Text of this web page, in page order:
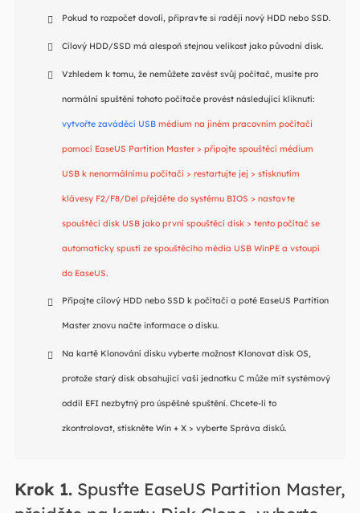
Pokud to rozpočet dovolí, připravte si raději nový HDD nebo SSD.
Cílový HDD/SSD má alespoň stejnou velikost jako původní disk.
Vzhledem k tomu, že nemůžete zavést svůj počítač, musíte pro
normální spuštění tohoto počítače provést následující kliknutí:
vytvořte zaváděcí USB médium na jiném pracovním počítači
pomocí EaseUS Partition Master > připojte spouštěcí médium
USB k nenormálnímu počítači > restartujte jej > stisknutím
klávesy F2/F8/Del přejděte do systému BIOS > nastavte
spouštěcí disk USB jako první spouštěcí disk > tento počítač se
automaticky spustí ze spouštěcího média USB WinPE a vstoupí
do EaseUS.
Připojte cílový HDD nebo SSD k počítači a poté EaseUS Partition
Master znovu načte informace o disku.
Na kartě Klonování disku vyberte možnost Klonovat disk OS,
protože starý disk obsahující vaši jednotku C může mít systémový
oddíl EFI nezbytný pro úspěšné spuštění. Chcete-li to
zkontrolovat, stiskněte Win + X > vyberte Správa disků.
Krok 1.Spusťte EaseUS Partition Master,